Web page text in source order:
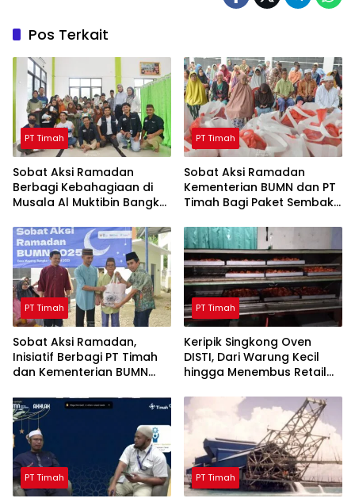
Pos Terkait
PT Timah
Sobat Aksi Ramadan
Berbagi Kebahagiaan di
Musala Al Muktibin Bangka
dan Piatu
PT Timah
Sobat Aksi Ramadan
Kementerian BUMN dan PT
Timah Bagi Paket Sembako
Barat
PT Timah
Sobat Aksi Ramadan,
Inisiatif Berbagi PT Timah
dan Kementerian BUMN
PT Timah
Keripik Singkong Oven
DISTI, Dari Warung Kecil
hingga Menembus Retail
PT Timah
PT Timah PT Timah